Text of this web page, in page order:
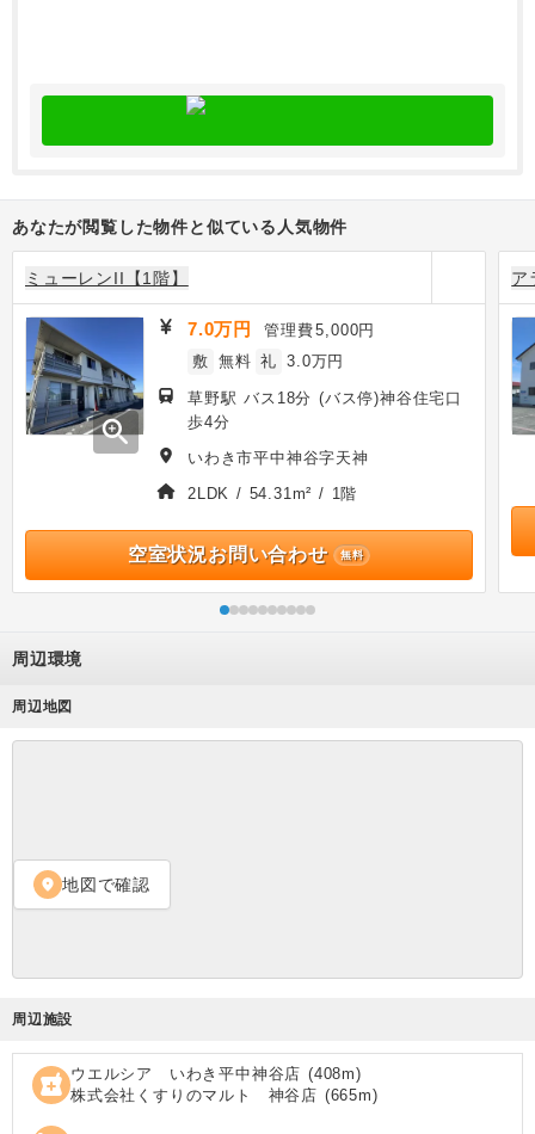
あなたが閲覧した物件と似ている人気物件
ミューレンII【1階】
zoom_in
7.0万円 管理費5,000円
敷 無料 礼 3.0万円
草野駅 バス18分 (バス停)神谷住宅口
歩4分
いわき市平中神谷字天神
2LDK / 54.31m² / 1階
空室状況お問い合わせ 無料
ア
周辺環境
周辺地図
location_on 地図で確認
周辺施設
local_pharmacy ウエルシア いわき平中神谷店 (408m)
株式会社くすりのマルト 神谷店 (665m)